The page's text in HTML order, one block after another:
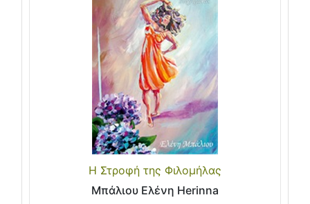
Η Στροφή της Φιλομήλας
Μπάλιου Ελένη Herinna